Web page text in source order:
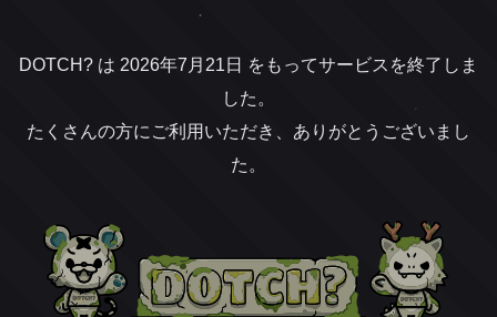
DOTCH? は 2026年7月21日 をもってサービスを終了しま
した。
たくさんの方にご利用いただき、ありがとうございまし
た。